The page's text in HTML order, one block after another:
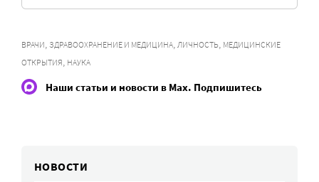
ВРАЧИ, ЗДРАВООХРАНЕНИЕ И МЕДИЦИНА, ЛИЧНОСТЬ, МЕДИЦИНСКИЕ
ОТКРЫТИЯ, НАУКА
Наши статьи и новости в Max. Подпишитесь
НОВОСТИ